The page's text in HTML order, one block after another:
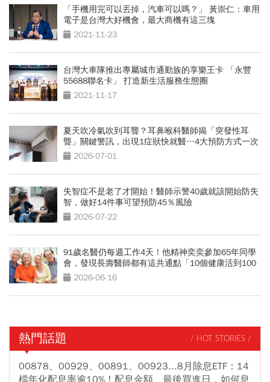
「手機用完可以丟掉，汽車可以嗎？」 黃崇仁：車用
電子是台灣大好機會，最大商機有這三塊
2021-11-23
台灣大車隊推出專屬城市通勤族的享樂王卡 「永豐
55688聯名卡」 打造新生活服務生態圈
2021-11-17
夏天吹冷氣吹到耳聾？耳鼻喉科醫師揭「突發性耳
聾」關鍵警訊，出現1症狀快就醫…4大預防方式一次
看 2026-07-01
失智症不是老了才開始！醫師示警40歲就該開始防失
智，做好14件事可望預防45％風險
2026-07-22
91歲名醫仍每週工作4天！他精神奕奕參加65年同學
會，發現長壽醫師都有這共通點「10個健康活到100
歲秘訣」
2026-06-16
熱門話題 / HOT STORIES /
00878、00929、00891、00923...8月除息ETF：14